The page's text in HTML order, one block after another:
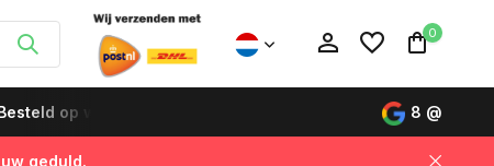
0
op werkdagen vóór 12:00 uur, de volgende dag
8 @
geduld.